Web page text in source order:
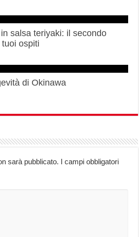
salsa teriyaki: il secondo
ospiti
di Okinawa
sarà pubblicato. I campi obbligatori